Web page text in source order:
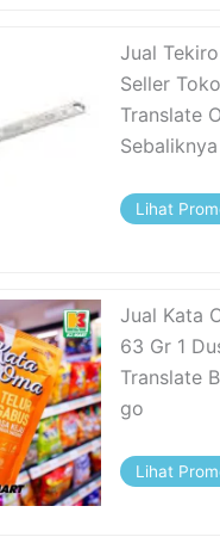
Jual
Seller
Translate
Lihat
Jual Kata
63 Gr 1
Translate
go
Lihat